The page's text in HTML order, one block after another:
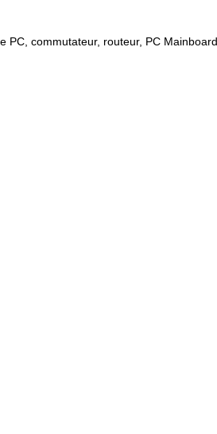
commutateur, routeur, PC